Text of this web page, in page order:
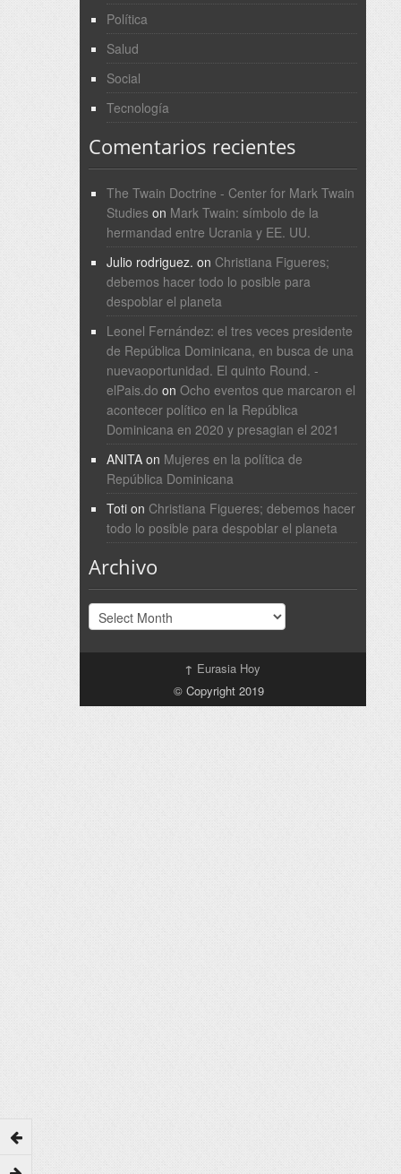
Política
Salud
Social
Tecnología
Comentarios recientes
The Twain Doctrine - Center for Mark Twain
Studieson Mark Twain: símbolo de la
hermandad entre Ucrania y EE. UU.
Julio rodriguez. on Christiana Figueres;
debemos hacer todo lo posible para
despoblar el planeta
Leonel Fernández: el tres veces presidente
de República Dominicana, en busca de una
nuevaoportunidad. El quinto Round. -
elPais.do on Ocho eventos que marcaron el
acontecer político en la República
Dominicana en 2020 y presagian el 2021
ANITAon Mujeres en la política de
República Dominicana
Totion Christiana Figueres; debemos hacer
todo lo posible para despoblar el planeta
Archivo
Archivo
↑ Eurasia Hoy
© Copyright 2019